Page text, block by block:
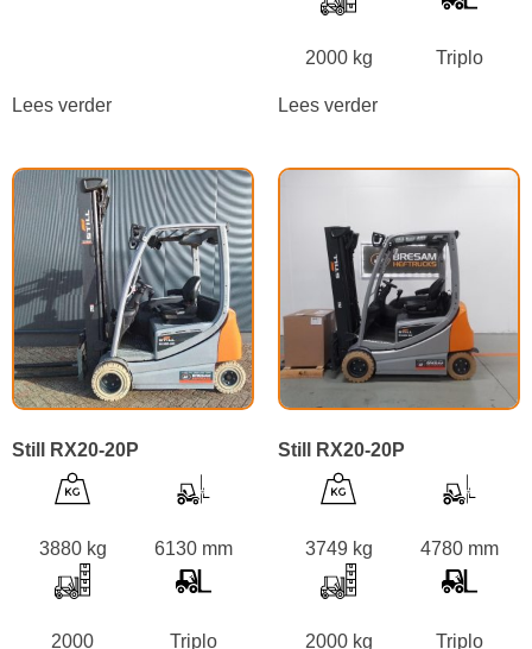
Lees verder
2000 kg Triplo
Lees verder
Still RX20-20P
3880 kg 6130 mm
2000 Triplo
Still RX20-20P
3749 kg 4780 mm
2000 kg Triplo